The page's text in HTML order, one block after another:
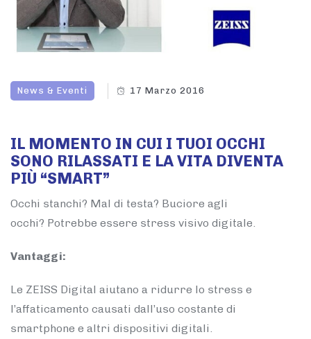
News & Eventi 17 Marzo 2016
IL MOMENTO IN CUI I TUOI OCCHI
SONO RILASSATI E LA VITA DIVENTA
PIÙ “SMART”
Occhi stanchi? Mal di testa? Buciore agli
occhi? Potrebbe essere stress visivo digitale.
Vantaggi:
Le ZEISS Digital aiutano a ridurre lo stress e
l’affaticamento causati dall’uso costante di
smartphone e altri dispositivi digitali.